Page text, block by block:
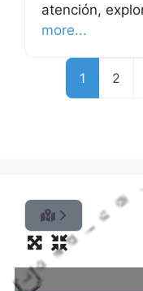
atención,
more...
1 2
L
o
a
d
i